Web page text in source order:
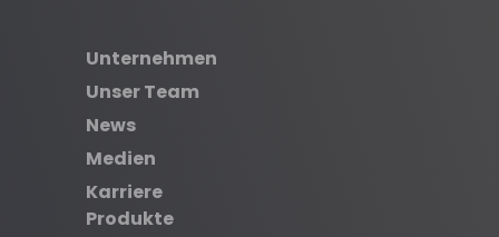
Unternehmen
Unser Team
News
Medien
Karriere
Produkte